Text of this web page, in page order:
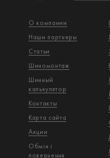
О компании
Наши партнеры
Статьи
Шиномонтаж
Шинный
калькулятор
Контакты
Карта сайта
Акции
Обмін і
повернення